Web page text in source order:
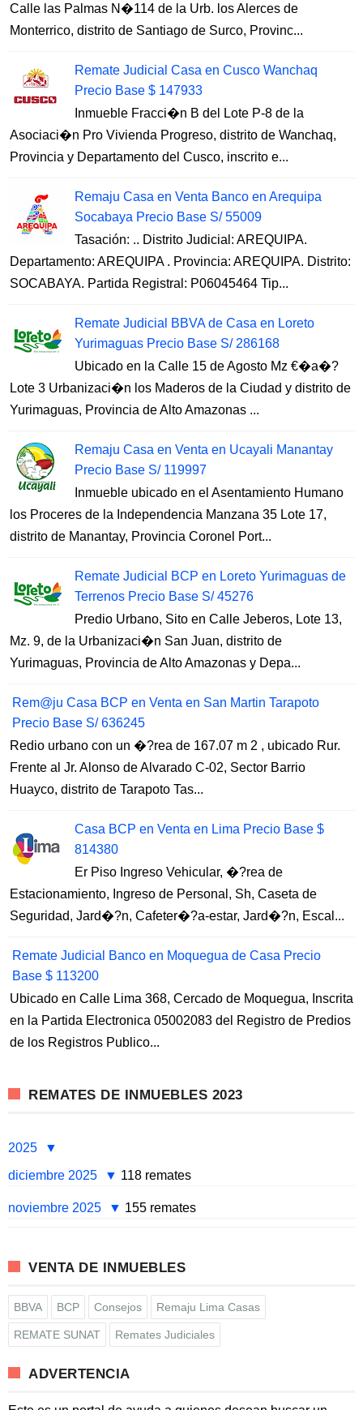
Calle las Palmas N�114 de la Urb. los Alerces de
Monterrico, distrito de Santiago de Surco, Provinc...
Remate Judicial Casa en Cusco Wanchaq
Precio Base $ 147933
Inmueble Fracci�n B del Lote P-8 de la
Asociaci�n Pro Vivienda Progreso, distrito de Wanchaq,
Provincia y Departamento del Cusco, inscrito e...
Remaju Casa en Venta Banco en Arequipa
Socabaya Precio Base S/ 55009
Tasación: .. Distrito Judicial: AREQUIPA.
Departamento: AREQUIPA . Provincia: AREQUIPA. Distrito:
SOCABAYA. Partida Registral: P06045464 Tip...
Remate Judicial BBVA de Casa en Loreto
Yurimaguas Precio Base S/ 286168
Ubicado en la Calle 15 de Agosto Mz €�a�?
Lote 3 Urbanizaci�n los Maderos de la Ciudad y distrito de
Yurimaguas, Provincia de Alto Amazonas ...
Remaju Casa en Venta en Ucayali Manantay
Precio Base S/ 119997
Inmueble ubicado en el Asentamiento Humano
los Proceres de la Independencia Manzana 35 Lote 17,
distrito de Manantay, Provincia Coronel Port...
Remate Judicial BCP en Loreto Yurimaguas de
Terrenos Precio Base S/ 45276
Predio Urbano, Sito en Calle Jeberos, Lote 13,
Mz. 9, de la Urbanizaci�n San Juan, distrito de
Yurimaguas, Provincia de Alto Amazonas y Depa...
Rem@ju Casa BCP en Venta en San Martin Tarapoto
Precio Base S/ 636245
Redio urbano con un �?rea de 167.07 m 2 , ubicado Rur.
Frente al Jr. Alonso de Alvarado C-02, Sector Barrio
Huayco, distrito de Tarapoto Tas...
Casa BCP en Venta en Lima Precio Base $
814380
Er Piso Ingreso Vehicular, �?rea de
Estacionamiento, Ingreso de Personal, Sh, Caseta de
Seguridad, Jard�?n, Cafeter�?a-estar, Jard�?n, Escal...
Remate Judicial Banco en Moquegua de Casa Precio
Base $ 113200
Ubicado en Calle Lima 368, Cercado de Moquegua, Inscrita
en la Partida Electronica 05002083 del Registro de Predios
de los Registros Publico...
REMATES DE INMUEBLES 2023
2025
diciembre 2025
118 remates
noviembre 2025 155 remates
VENTA DE INMUEBLES
BBVA BCP Consejos Remaju Lima Casas
REMATE SUNAT Remates Judiciales
ADVERTENCIA